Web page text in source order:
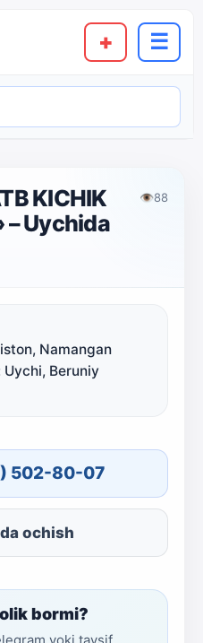
+ ☰
KICHIK
– Uychida
👁88
Namangan
Beruniy
502-80-07
ochish
bormi?